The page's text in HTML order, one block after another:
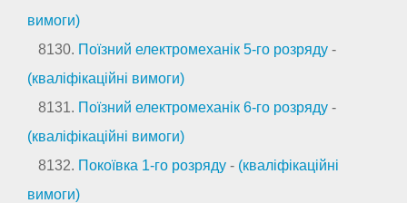
вимоги)
8130. Поїзний електромеханік 5-го розряду -
(кваліфікаційні вимоги)
8131. Поїзний електромеханік 6-го розряду -
(кваліфікаційні вимоги)
8132. Покоївка 1-го розряду - (кваліфікаційні
вимоги)